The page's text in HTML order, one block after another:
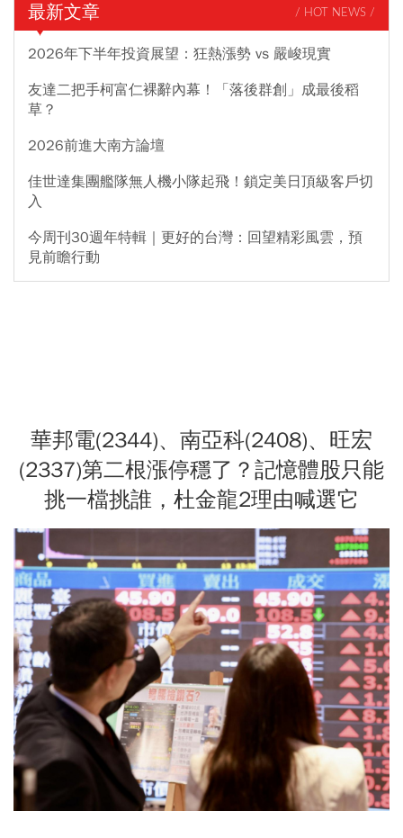
最新文章 / HOT NEWS /
2026年下半年投資展望：狂熱漲勢 vs 嚴峻現實
友達二把手柯富仁裸辭內幕！「落後群創」成最後稻
草？
2026前進大南方論壇
佳世達集團艦隊無人機小隊起飛！鎖定美日頂級客戶切
入
今周刊30週年特輯｜更好的台灣：回望精彩風雲，預
見前瞻行動
華邦電(2344)、南亞科(2408)、旺宏
(2337)第二根漲停穩了？記憶體股只能
挑一檔挑誰，杜金龍2理由喊選它